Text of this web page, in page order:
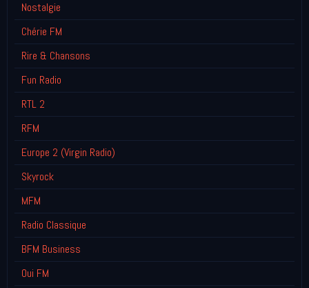
Nostalgie
Chérie FM
Rire & Chansons
Fun Radio
RTL 2
RFM
Europe 2 (Virgin Radio)
Skyrock
MFM
Radio Classique
BFM Business
Oui FM